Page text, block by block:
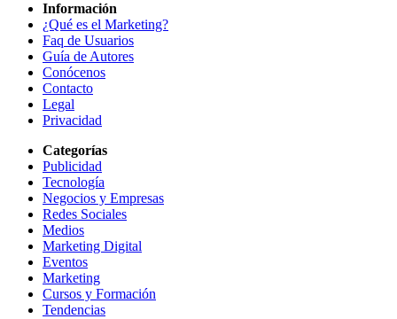
Información
¿Qué es el Marketing?
Faq de Usuarios
Guía de Autores
Conócenos
Contacto
Legal
Privacidad
Categorías
Publicidad
Tecnología
Negocios y Empresas
Redes Sociales
Medios
Marketing Digital
Eventos
Marketing
Cursos y Formación
Tendencias